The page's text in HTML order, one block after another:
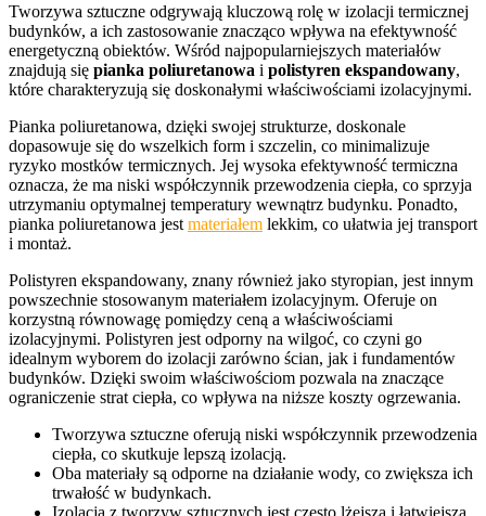
Tworzywa sztuczne odgrywają kluczową rolę w izolacji termicznej
budynków, a ich zastosowanie znacząco wpływa na efektywność
energetyczną obiektów. Wśród najpopularniejszych materiałów
znajdują się pianka poliuretanowa i polistyren ekspandowany,
które charakteryzują się doskonałymi właściwościami izolacyjnymi.
Pianka poliuretanowa, dzięki swojej strukturze, doskonale
dopasowuje się do wszelkich form i szczelin, co minimalizuje
ryzyko mostków termicznych. Jej wysoka efektywność termiczna
oznacza, że ma niski współczynnik przewodzenia ciepła, co sprzyja
utrzymaniu optymalnej temperatury wewnątrz budynku. Ponadto,
pianka poliuretanowa jest materiałem lekkim, co ułatwia jej transport
i montaż.
Polistyren ekspandowany, znany również jako styropian, jest innym
powszechnie stosowanym materiałem izolacyjnym. Oferuje on
korzystną równowagę pomiędzy ceną a właściwościami
izolacyjnymi. Polistyren jest odporny na wilgoć, co czyni go
idealnym wyborem do izolacji zarówno ścian, jak i fundamentów
budynków. Dzięki swoim właściwościom pozwala na znaczące
ograniczenie strat ciepła, co wpływa na niższe koszty ogrzewania.
Tworzywa sztuczne oferują niski współczynnik przewodzenia
ciepła, co skutkuje lepszą izolacją.
Oba materiały są odporne na działanie wody, co zwiększa ich
trwałość w budynkach.
Izolacja z tworzyw sztucznych jest często lżejsza i łatwiejsza